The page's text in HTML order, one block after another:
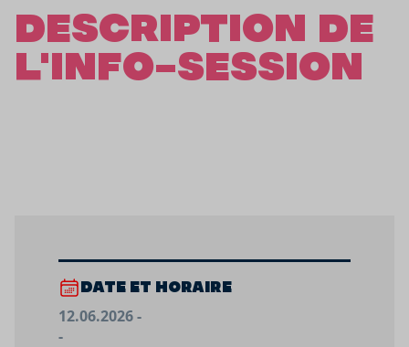
DESCRIPTION DE
L'INFO-SESSION
DATE ET HORAIRE
12.06.2026 -
-